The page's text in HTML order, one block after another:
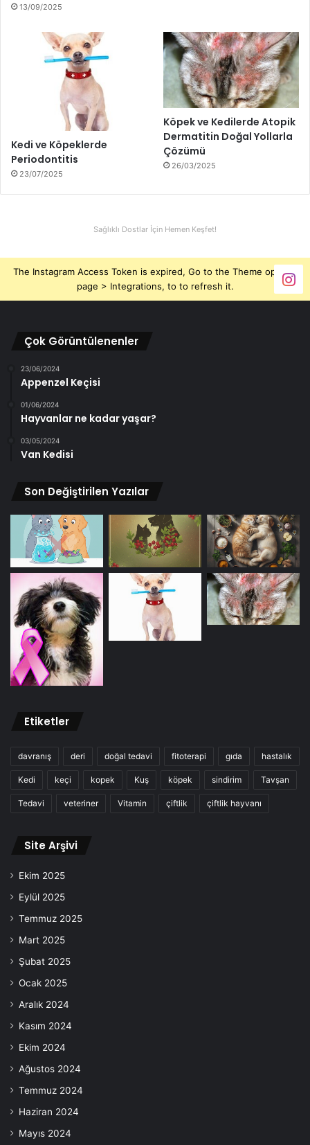
13/09/2025
Kedi ve Köpeklerde
Periodontitis
23/07/2025
Köpek ve Kedilerde Atopik
Dermatitin Doğal Yollarla
Çözümü
26/03/2025
Sağlıklı Dostlar İçin Hemen Keşfet!
The Instagram Access Token is expired, Go to the Theme options
page > Integrations, to to refresh it.
Çok Görüntülenenler
23/06/2024
Appenzel Keçisi
01/06/2024
Hayvanlar ne kadar yaşar?
03/05/2024
Van Kedisi
Son Değiştirilen Yazılar
Etiketler
davranış deri doğal tedavi fitoterapi gıda hastalık
Kedi keçi kopek Kuş köpek sindirim Tavşan
Tedavi veteriner Vitamin çiftlik çiftlik hayvanı
Site Arşivi
Ekim 2025
Eylül 2025
Temmuz 2025
Mart 2025
Şubat 2025
Ocak 2025
Aralık 2024
Kasım 2024
Ekim 2024
Ağustos 2024
Temmuz 2024
Haziran 2024
Mayıs 2024